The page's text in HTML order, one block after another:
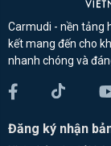
Carmudi - nền tảng
kết mang đến cho
nhanh chóng và
Đăng ký nhận